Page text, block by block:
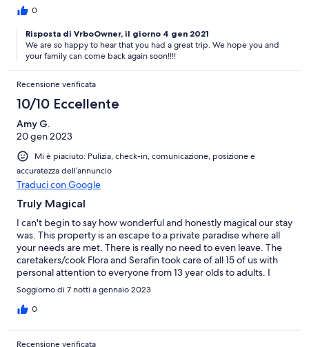
our kids to surf lessons there every morning. Tip: take water
0
Risposta di VrboOwner, il giorno 4 gen 2021
We are so happy to hear that you had a great trip. We hope you and
your family can come back again soon!!!!
Recensione verificata
10/10 Eccellente
Amy G.
20 gen 2023
Mi è piaciuto: Pulizia, check-in, comunicazione, posizione e
accuratezza dell’annuncio
Traduci con Google
Truly Magical
I can't begin to say how wonderful and honestly magical our stay
was. This property is an escape to a private paradise where all
your needs are met. There is really no need to even leave. The
caretakers/cook Flora and Serafin took care of all 15 of us with
personal attention to everyone from 13 year olds to adults. I
can't recommend hiring them more. Their attention made the
beautiful property beyond relaxing. The listing doesn't even do
the property justice. It was spotlessly clean. The
and towels are comfortable. The grounds are well maintained
Soggiorno di 7 notti a gennaio 2023
0
Recensione verificata